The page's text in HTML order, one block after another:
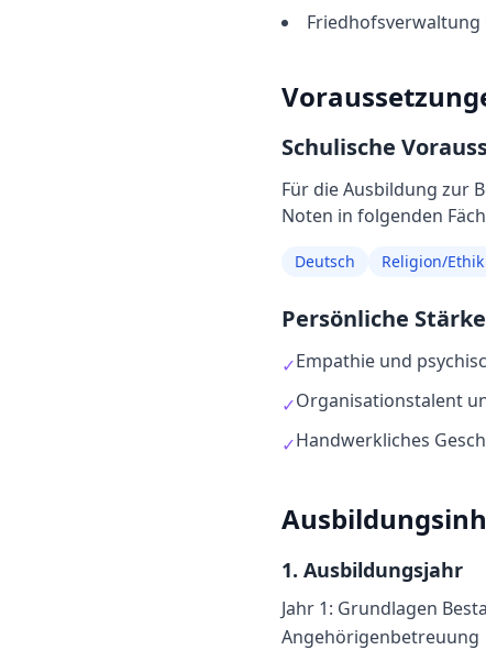
Schulische
Für die Ausbildung zur
Noten in folgenden
Deutsch Religion/Ethik
Persönliche
✓Empathie und
✓Organisationstalent
✓Handwerkliches
1. Ausbildungsjahr
Jahr 1: Grundlagen
Angehörigenbetreuung